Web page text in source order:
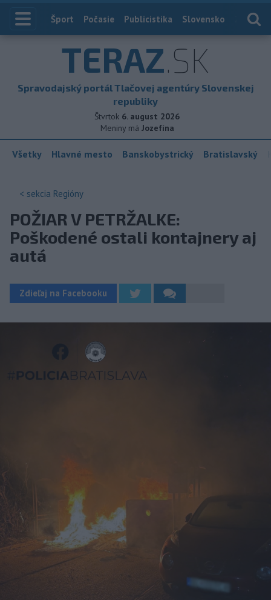
Index
Šport Počasie Publicistika Slovensko
TERAZ.SK
Spravodajský portál Tlačovej agentúry Slovenskej
republiky
Štvrtok 6. august 2026
Meniny má Jozefína
Všetky Hlavné mesto Banskobystrický Bratislavský
< sekcia Regióny
POŽIAR V PETRŽALKE:
Poškodené ostali kontajnery aj
autá
Zdieľaj na Facebooku